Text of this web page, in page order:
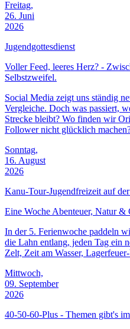
Freitag,
26. Juni
2026
Jugendgottesdienst
Voller Feed, leeres Herz? -
Selbstzweifel.
Social Media zeigt uns ständig
Vergleiche. Doch was passiert,
Strecke bleibt? Wo finden wir
Follower nicht glücklich
Sonntag,
16. August
2026
Kanu-Tour-Jugendfreizeit auf
Eine Woche Abenteuer, Natur &
In der 5. Ferienwoche paddeln
die Lahn entlang, jeden Tag ein
Zelt, Zeit am Wasser,
Mittwoch,
09. September
2026
40-50-60-Plus - Themen gibt's